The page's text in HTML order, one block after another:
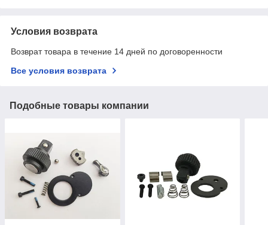
Условия возврата
Возврат товара в течение 14 дней по договоренности
Все условия возврата
Подобные товары компании